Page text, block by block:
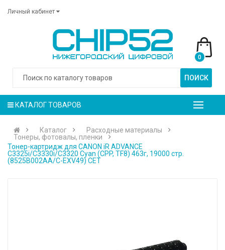
Личный кабинет
ПОИСК
0
КАТАЛОГ ТОВАРОВ
Каталог
Расходные материалы
Тонеры, фотовалы, пленки
Тонер-картридж для CANON iR ADVANCE
C3325i/C3330i/C3320 Cyan (CPP, TF8) 463г, 19000 стр.
(8525B002AA/C-EXV49) CET